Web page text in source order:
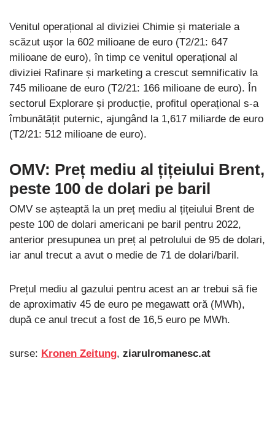
Venitul operațional al diviziei Chimie și materiale a
scăzut ușor la 602 milioane de euro (T2/21: 647
milioane de euro), în timp ce venitul operațional al
diviziei Rafinare și marketing a crescut semnificativ la
745 milioane de euro (T2/21: 166 milioane de euro). În
sectorul Explorare și producție, profitul operațional s-a
îmbunătățit puternic, ajungând la 1,617 miliarde de euro
(T2/21: 512 milioane de euro).
OMV: Preț mediu al țițeiului Brent,
peste 100 de dolari pe baril
OMV se așteaptă la un preț mediu al țițeiului Brent de
peste 100 de dolari americani pe baril pentru 2022,
anterior presupunea un preț al petrolului de 95 de dolari,
iar anul trecut a avut o medie de 71 de dolari/baril.
Prețul mediu al gazului pentru acest an ar trebui să fie
de aproximativ 45 de euro pe megawatt oră (MWh),
după ce anul trecut a fost de 16,5 euro pe MWh.
surse: Kronen Zeitung, ziarulromanesc.at